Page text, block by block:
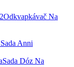
Odkvapkávač Na
Anni
Sada Dóz Na